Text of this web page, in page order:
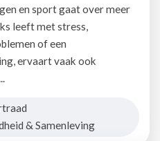
en sport gaat over meer
leeft met stress,
of een
ervaart vaak ook
& Samenleving